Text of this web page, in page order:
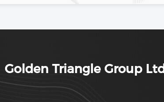
Golden Triangle Group Ltd